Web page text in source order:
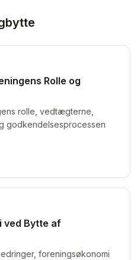
Rolle og
rolle, vedtægterne,
godkendelsesprocessen
ved Bytte af
foreningsøkonomi